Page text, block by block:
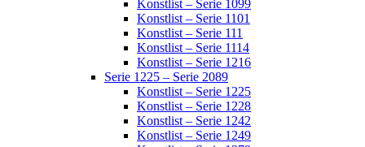
Konstlist – Serie 1099
Konstlist – Serie 1101
Konstlist – Serie 111
Konstlist – Serie 1114
Konstlist – Serie 1216
Serie 1225 – Serie 2089
Konstlist – Serie 1225
Konstlist – Serie 1228
Konstlist – Serie 1242
Konstlist – Serie 1249